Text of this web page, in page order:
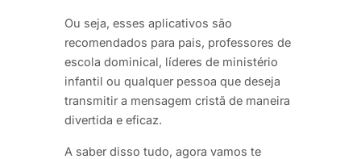
Ou seja, esses aplicativos são
recomendados para pais, professores de
escola dominical, líderes de ministério
infantil ou qualquer pessoa que deseja
transmitir a mensagem cristã de maneira
divertida e eficaz.
A saber disso tudo, agora vamos te